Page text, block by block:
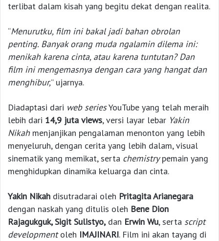
terlibat dalam kisah yang begitu dekat dengan realita.
“Menurutku, film ini bakal jadi bahan obrolan
penting. Banyak orang muda ngalamin dilema ini:
menikah karena cinta, atau karena tuntutan? Dan
film ini mengemasnya dengan cara yang hangat dan
menghibur,” ujarnya.
Diadaptasi dari web seriesYouTube yang telah meraih
lebih dari 14,9 juta views, versi layar lebar Yakin
Nikahmenjanjikan pengalaman menonton yang lebih
menyeluruh, dengan cerita yang lebih dalam, visual
sinematik yang memikat, serta chemistrypemain yang
menghidupkan dinamika keluarga dan cinta.
Yakin Nikah disutradarai oleh Pritagita Arianegara
dengan naskah yang ditulis oleh Bene Dion
Rajagukguk, Sigit Sulistyo,dan Erwin Wu, serta script
developmentoleh IMAJINARI. Film ini akan tayang di